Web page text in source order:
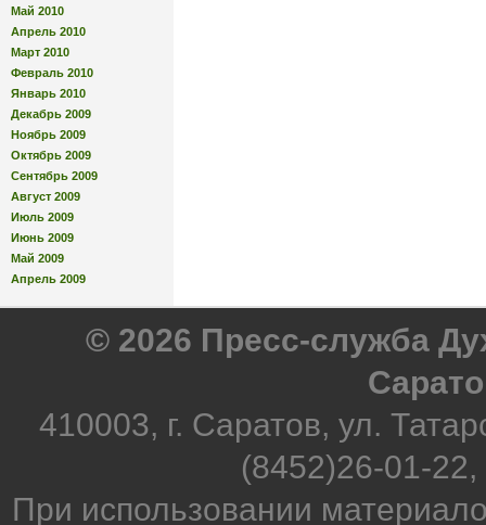
Май 2010
Апрель 2010
Март 2010
Февраль 2010
Январь 2010
Декабрь 2009
Ноябрь 2009
Октябрь 2009
Сентябрь 2009
Август 2009
Июль 2009
Июнь 2009
Май 2009
Апрель 2009
© 2026 Пресс-служба
410003, г. Саратов, ул.
(8452)26-01-
При использовании